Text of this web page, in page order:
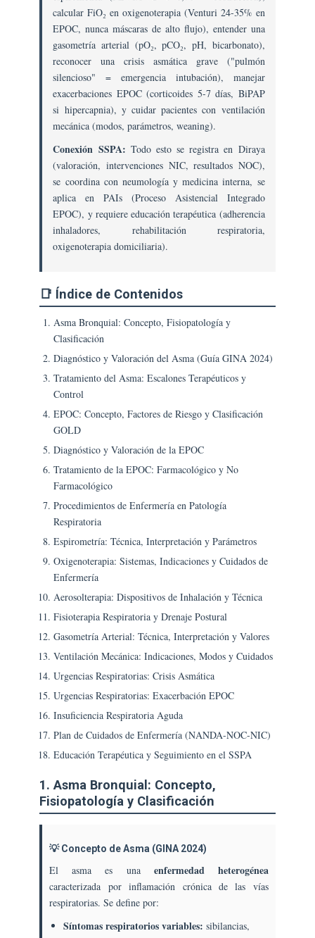
A
Urgencias
Respiratorias:
Crisis
De
Asma,
Exacerbaciones
De
EPOC,
calcular FiO₂ en oxigenoterapia (Venturi 24-35% en
EPOC, nunca máscaras de alto flujo), entender una
gasometría arterial (pO₂, pCO₂, pH, bicarbonato),
reconocer una crisis asmática grave ("pulmón
silencioso" = emergencia intubación), manejar
exacerbaciones EPOC (corticoides 5-7 días, BiPAP
si hipercapnia), y cuidar pacientes con ventilación
mecánica (modos, parámetros, weaning).
Conexión SSPA: Todo esto se registra en Diraya
(valoración, intervenciones NIC, resultados NOC),
se coordina con neumología y medicina interna, se
aplica en PAIs (Proceso Asistencial Integrado
EPOC), y requiere educación terapéutica (adherencia
inhaladores, rehabilitación respiratoria,
oxigenoterapia domiciliaria).
📑 Índice de Contenidos
Asma Bronquial: Concepto, Fisiopatología y
Clasificación
Diagnóstico y Valoración del Asma (Guía GINA 2024)
Tratamiento del Asma: Escalones Terapéuticos y
Control
EPOC: Concepto, Factores de Riesgo y Clasificación
GOLD
Diagnóstico y Valoración de la EPOC
Tratamiento de la EPOC: Farmacológico y No
Farmacológico
Procedimientos de Enfermería en Patología
Respiratoria
Espirometría: Técnica, Interpretación y Parámetros
Oxigenoterapia: Sistemas, Indicaciones y Cuidados de
Enfermería
Aerosolterapia: Dispositivos de Inhalación y Técnica
Fisioterapia Respiratoria y Drenaje Postural
Gasometría Arterial: Técnica, Interpretación y Valores
Ventilación Mecánica: Indicaciones, Modos y Cuidados
Urgencias Respiratorias: Crisis Asmática
Urgencias Respiratorias: Exacerbación EPOC
Insuficiencia Respiratoria Aguda
Plan de Cuidados de Enfermería (NANDA-NOC-NIC)
Educación Terapéutica y Seguimiento en el SSPA
1. Asma Bronquial: Concepto,
Fisiopatología y Clasificación
💡 Concepto de Asma (GINA 2024)
El asma es una enfermedad heterogénea
caracterizada por inflamación crónica de las vías
respiratorias. Se define por:
Síntomas respiratorios variables: sibilancias,